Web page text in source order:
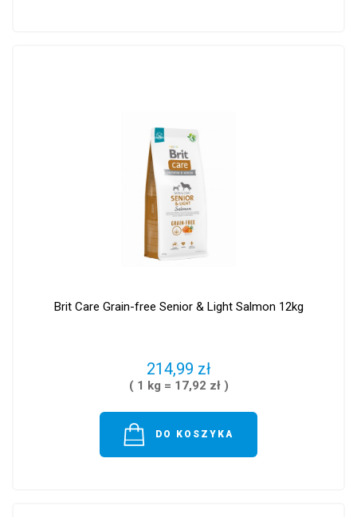
Brit Care Grain-free Senior & Light Salmon 12kg
214,99 zł
( 1 kg = 17,92 zł )
DO KOSZYKA